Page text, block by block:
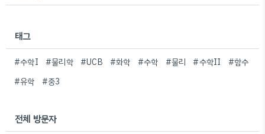
태그
#수학I #물리학 #UCB #화학 #수학 #물리 #수학II
#함수
#유학
#중3
전체 방문자